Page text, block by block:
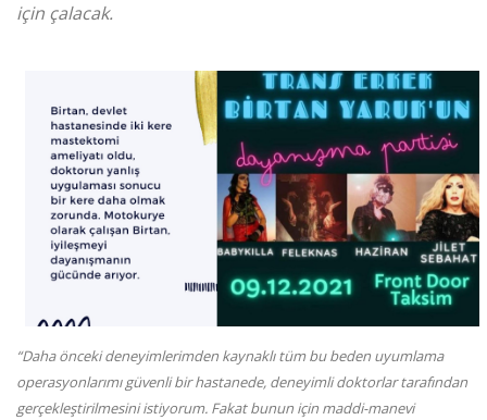
için çalacak.
“Daha önceki deneyimlerimden kaynaklı tüm bu beden uyumlama
operasyonlarımı güvenli bir hastanede, deneyimli doktorlar tarafından
gerçekleştirilmesini istiyorum. Fakat bunun için maddi-manevi